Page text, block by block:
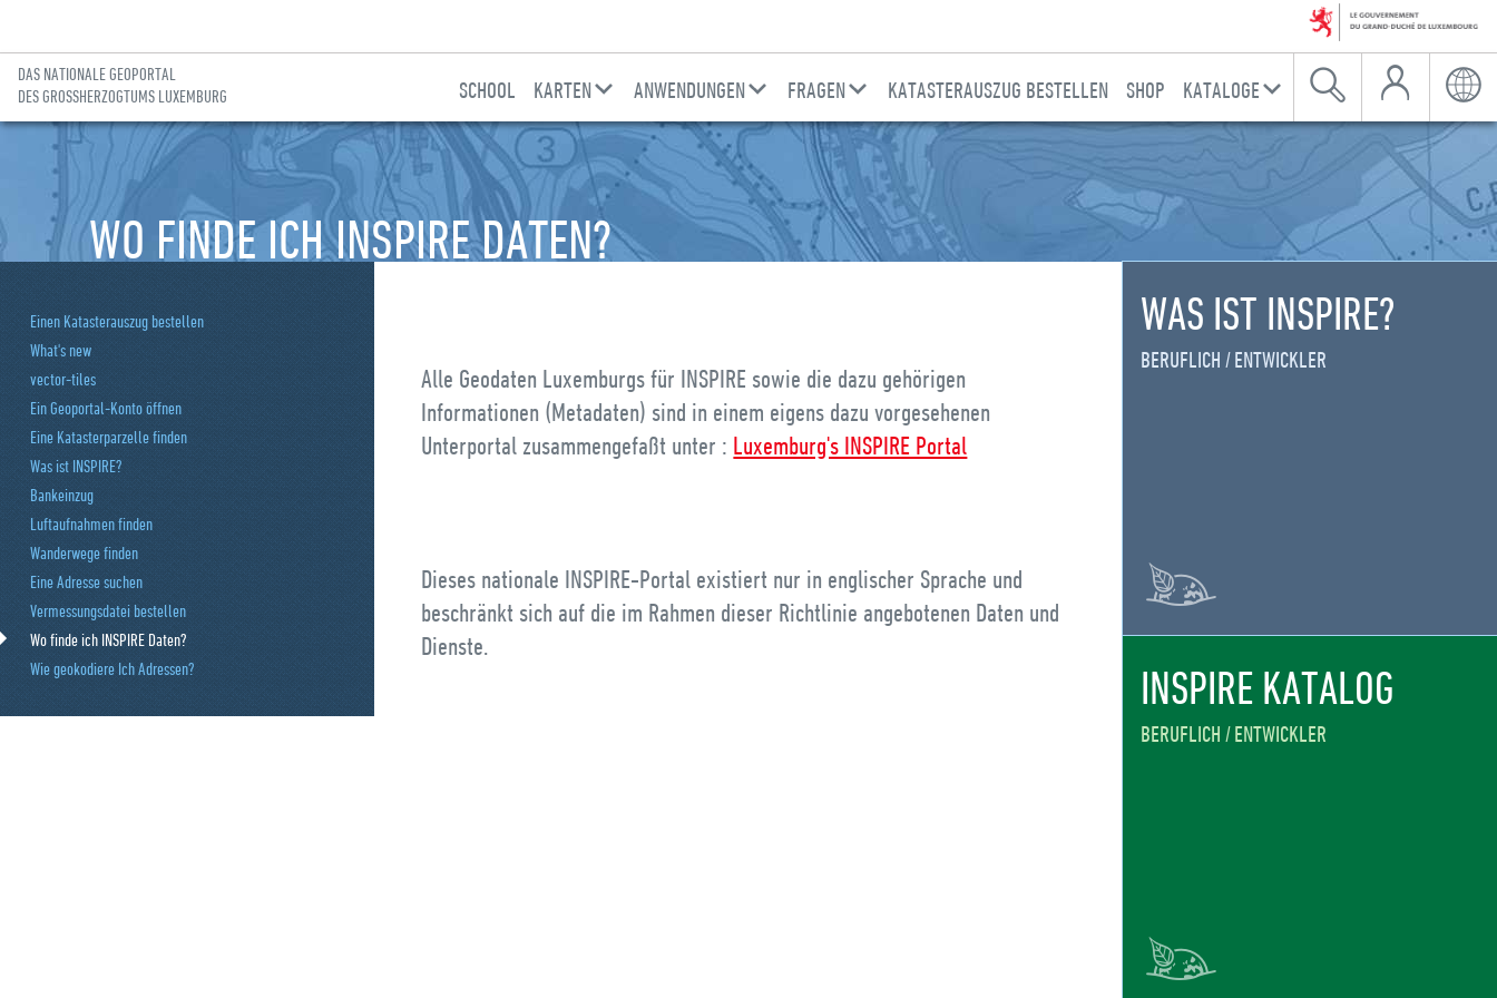
Zur Hauptnavigation gehen
Zum Inhalt gehen
DAS NATIONALE GEOPORTAL
DES GROSSHERZOGTUMS LUXEMBURG
SCHOOL KARTEN ANWENDUNGEN FRAGEN KATASTERAUSZUG BESTELLEN SHOP KATALOGE Suche
Mein Konto
WO FINDE ICH INSPIRE DATEN?
Einen Katasterauszug bestellen
What's new
vector-tiles
Ein Geoportal-Konto öffnen
Eine Katasterparzelle finden
Was ist INSPIRE?
Bankeinzug
Luftaufnahmen finden
Wanderwege finden
Eine Adresse suchen
Vermessungsdatei bestellen
Wo finde ich INSPIRE Daten?
Wie geokodiere Ich Adressen?
Alle Geodaten Luxemburgs für INSPIRE sowie die dazu gehörigen
Informationen (Metadaten) sind in einem eigens dazu vorgesehenen
Unterportal zusammengefaßt unter : Luxemburg's INSPIRE Portal
Dieses nationale INSPIRE-Portal existiert nur in englischer Sprache und
beschränkt sich auf die im Rahmen dieser Richtlinie angebotenen Daten und
Dienste.
WAS IST INSPIRE?
BERUFLICH ENTWICKLER
INSPIRE KATALOG
BERUFLICH ENTWICKLER